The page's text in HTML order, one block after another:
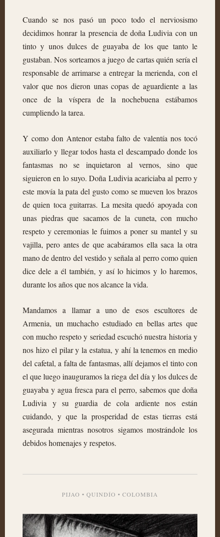
Cuando se nos pasó un poco todo el nerviosismo
decidimos honrar la presencia de doña Ludivia con un
tinto y unos dulces de guayaba de los que tanto le
gustaban. Nos sorteamos a juego de cartas quién sería el
responsable de arrimarse a entregar la merienda, con el
valor que nos dieron unas copas de aguardiente a las
once de la víspera de la nochebuena estábamos
cumpliendo la tarea.
Y como don Antenor estaba falto de valentía nos tocó
auxiliarlo y llegar todos hasta el descampado donde los
fantasmas no se inquietaron al vernos, sino que
siguieron en lo suyo. Doña Ludivia acariciaba al perro y
este movía la pata del gusto como se mueven los brazos
de quien toca guitarras. La mesita quedó apoyada con
unas piedras que sacamos de la cuneta, con mucho
respeto y ceremonias le fuimos a poner su mantel y su
vajilla, pero antes de que acabáramos ella saca la otra
mano de dentro del vestido y señala al perro como quien
dice dele a él también, y así lo hicimos y lo haremos,
durante los años que nos alcance la vida.
Mandamos a llamar a uno de esos escultores de
Armenia, un muchacho estudiado en bellas artes que
con mucho respeto y seriedad escuchó nuestra historia y
nos hizo el pilar y la estatua, y ahí la tenemos en medio
del cafetal, a falta de fantasmas, allí dejamos el tinto con
el que luego inauguramos la riega del día y los dulces de
guayaba y agua fresca para el perro, sabemos que doña
Ludivia y su guardia de cola ardiente nos están
cuidando, y que la prosperidad de estas tierras está
asegurada mientras nosotros sigamos mostrándole los
debidos homenajes y respetos.
PIJAO • QUINDÍO • COLOMBIA